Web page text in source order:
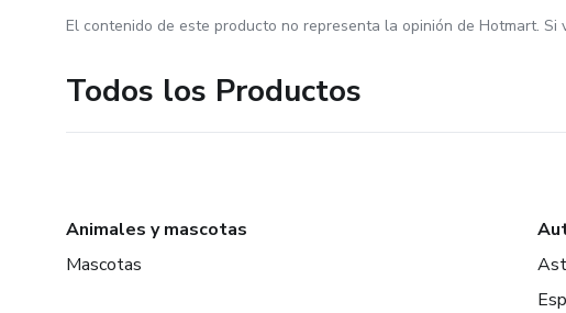
El contenido de este producto no representa la opinión de Hotmart. Si
Todos los Productos
Animales y mascotas
Mascotas